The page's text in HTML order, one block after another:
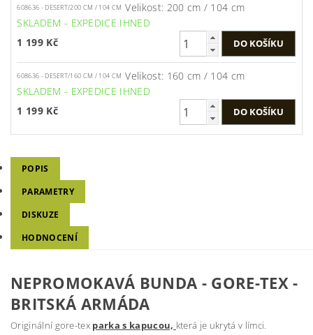
608636 - DESERT/200 CM / 104 CM Velikost: 200 cm / 104 cm
SKLADEM - EXPEDICE IHNED
1 199 Kč
608636 - DESERT/160 CM / 104 CM Velikost: 160 cm / 104 cm
SKLADEM - EXPEDICE IHNED
1 199 Kč
POPIS
PARAMETRY
DISKUZE
HODNOCENÍ
NEPROMOKAVÁ BUNDA - GORE-TEX -
BRITSKÁ ARMÁDA
Originální gore-tex parka s kapucou, která je ukrytá v límci.